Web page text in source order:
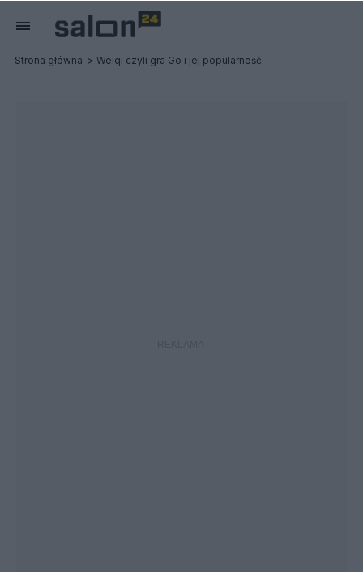
Strona główna Weiqi czyli gra Go i jej popularność